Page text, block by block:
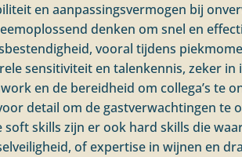
en aanpassingsvermogen bij
denken om snel en
vooral tijdens
sensitiviteit en talenkennis, zeker
en de bereidheid om collega’s te
detail om de gastverwachtingen te
soft skills zijn er ook hard skills die
of expertise in wijnen en